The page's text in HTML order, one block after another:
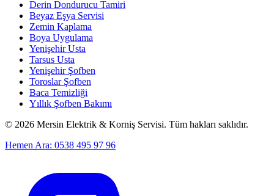
Derin Dondurucu Tamiri
Beyaz Eşya Servisi
Zemin Kaplama
Boya Uygulama
Yenişehir Usta
Tarsus Usta
Yenişehir Şofben
Toroslar Şofben
Baca Temizliği
Yıllık Şofben Bakımı
© 2026 Mersin Elektrik & Korniş Servisi. Tüm hakları saklıdır.
Hemen Ara: 0538 495 97 96